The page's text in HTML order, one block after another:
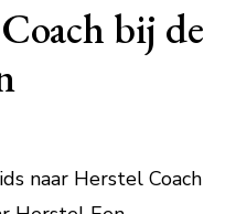
bij de
naar Herstel Coach